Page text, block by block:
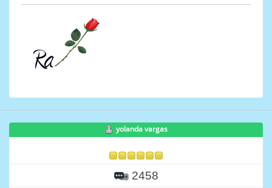
yolanda vargas
2458